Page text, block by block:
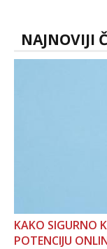
NAJNOVIJI
KAKO SIGURNO
POTENCIJU